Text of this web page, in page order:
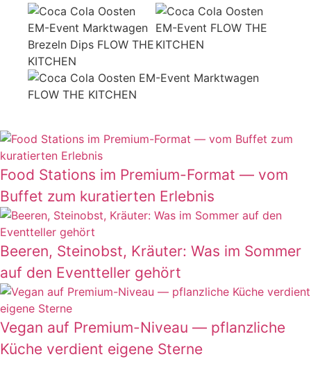
Food Stations im Premium-Format — vom
Buffet zum kuratierten Erlebnis
Beeren, Steinobst, Kräuter: Was im Sommer
auf den Eventteller gehört
Vegan auf Premium-Niveau — pflanzliche
Küche verdient eigene Sterne